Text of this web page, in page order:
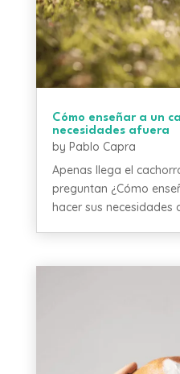
Cómo enseñar a un
necesidades afuera
by Pablo Capra
Apenas llega el
preguntan ¿Cómo
hacer sus necesidades